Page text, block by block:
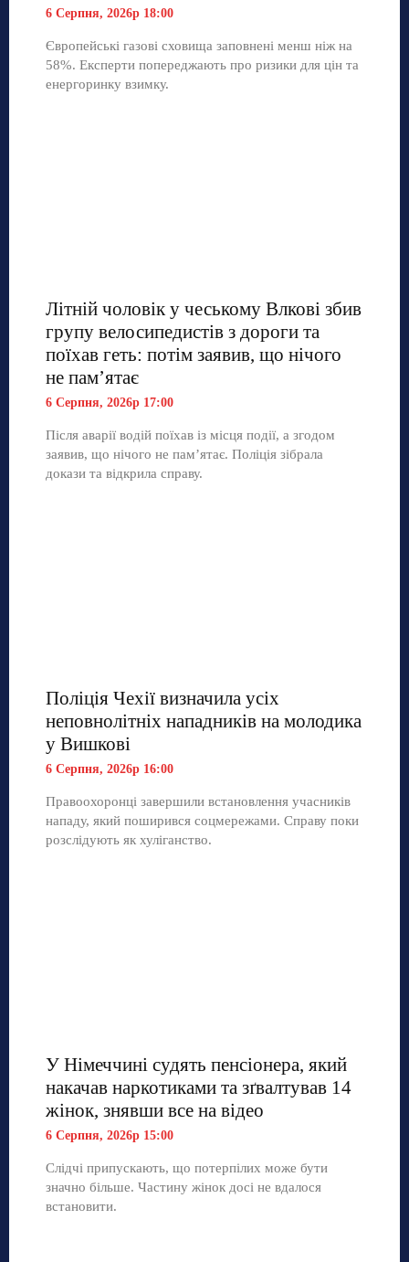
6 Серпня, 2026р 18:00
Європейські газові сховища заповнені менш ніж на
58%. Експерти попереджають про ризики для цін та
енергоринку взимку.
Літній чоловік у чеському Влкові збив
групу велосипедистів з дороги та
поїхав геть: потім заявив, що нічого
не пам’ятає
6 Серпня, 2026р 17:00
Після аварії водій поїхав із місця події, а згодом
заявив, що нічого не пам’ятає. Поліція зібрала
докази та відкрила справу.
Поліція Чехії визначила усіх
неповнолітніх нападників на молодика
у Вишкові
6 Серпня, 2026р 16:00
Правоохоронці завершили встановлення учасників
нападу, який поширився соцмережами. Справу поки
розслідують як хуліганство.
У Німеччині судять пенсіонера, який
накачав наркотиками та зґвалтував 14
жінок, знявши все на відео
6 Серпня, 2026р 15:00
Слідчі припускають, що потерпілих може бути
значно більше. Частину жінок досі не вдалося
встановити.